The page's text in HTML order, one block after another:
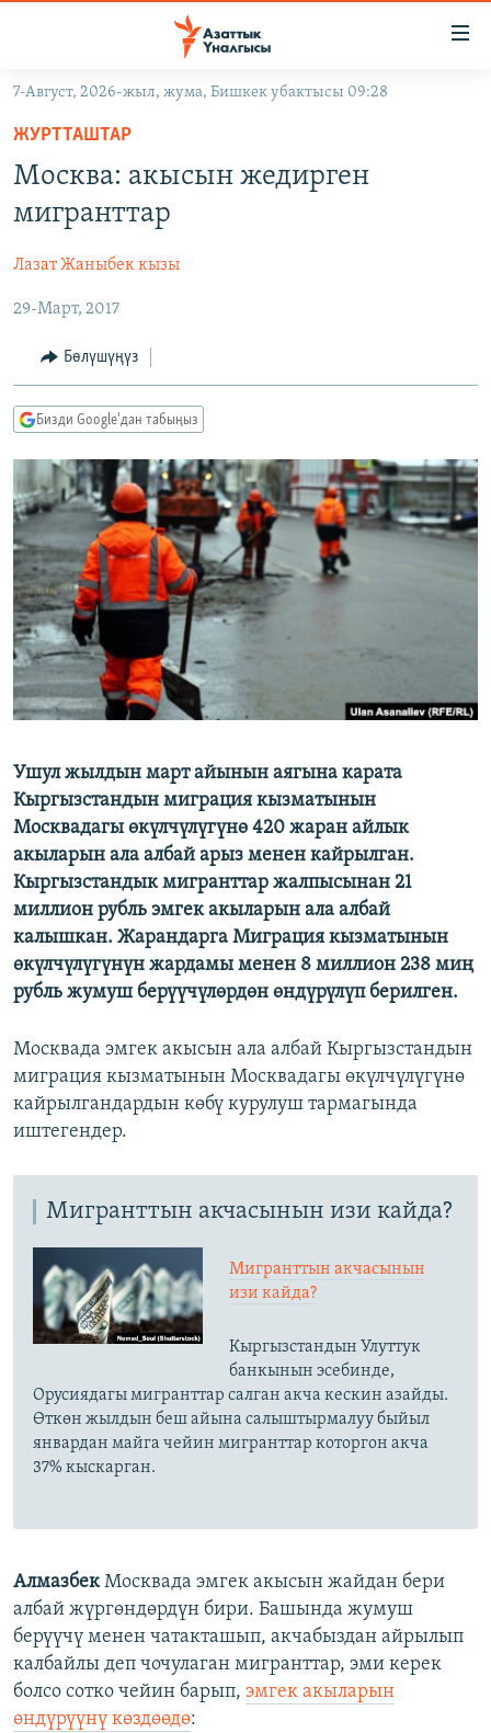
Навигацияга
өтүңүз
Издөөгө
салыңыз
ЭКОНОМИКА
МАДАНИЯТ
БОРБОР АЗИЯ
УКРАИНА
АТАЙЫН ИЛИКТӨӨ
ТВ ПРОГРАММАЛАР
БҮГҮН АЗАТТЫКТА
БИЗ ЖАНА ДҮЙНӨ
ДАНИСТЕ
ЭЖЕ-СИҢДИЛЕР
АЗАТТЫК+
ЫҢГАЙСЫЗ СУРООЛОР
ПОДКАСТ
ӨЗГӨЧӨ ПИКИР
ОНЛАЙН ШЕРИНЕ
ЭЕ/АРнун бардык сайттары
7-Август, 2026-жыл, жума, Бишкек убактысы 09:28
ЖУРТТАШТАР
Москва: акысын жедирген
мигранттар
Лазат Жаныбек кызы
29-Март, 2017
Бөлүшүңүз
Бизди Google'дан табыңыз
Ушул жылдын март айынын аягына карата
Кыргызстандын миграция кызматынын
Москвадагы өкүлчүлүгүнө 420 жаран айлык
акыларын ала албай арыз менен кайрылган.
Кыргызстандык мигранттар жалпысынан 21
миллион рубль эмгек акыларын ала албай
калышкан. Жарандарга Миграция кызматынын
өкүлчүлүгүнүн жардамы менен 8 миллион 238 миң
рубль жумуш берүүчүлөрдөн өндүрүлүп берилген.
Москвада эмгек акысын ала албай Кыргызстандын
миграция кызматынын Москвадагы өкүлчүлүгүнө
кайрылгандардын көбү курулуш тармагында
иштегендер.
Мигранттын акчасынын изи кайда?
Мигранттын акчасынын
изи кайда?
Кыргызстандын Улуттук
банкынын эсебинде,
Орусиядагы мигранттар салган акча кескин азайды.
Өткөн жылдын беш айына салыштырмалуу быйыл
январдан майга чейин мигранттар которгон акча
37% кыскарган.
АлмазбекМосквада эмгек акысын жайдан бери
албай жүргөндөрдүн бири. Башында жумуш
берүүчү менен чатакташып, акчабыздан айрылып
калбайлы деп чочулаган мигранттар, эми керек
болсо сотко чейин барып, эмгек акыларын
өндүрүүнү көздөөдө: